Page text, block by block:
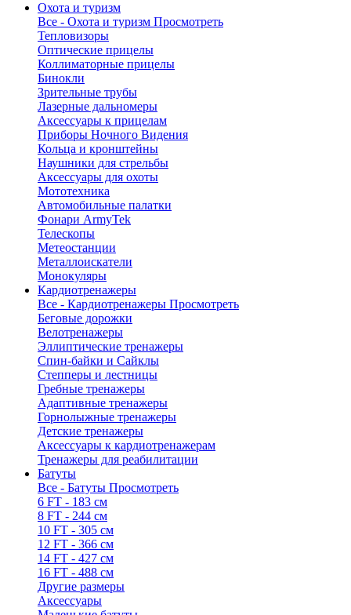
Охота и туризм
Все - Охота и туризм Просмотреть
Тепловизоры
Оптические прицелы
Коллиматорные прицелы
Бинокли
Зрительные трубы
Лазерные дальномеры
Аксессуары к прицелам
Приборы Ночного Видения
Кольца и кронштейны
Наушники для стрельбы
Аксессуары для охоты
Мототехника
Автомобильные палатки
Фонари ArmyTek
Телескопы
Метеостанции
Металлоискатели
Монокуляры
Кардиотренажеры
Все - Кардиотренажеры Просмотреть
Беговые дорожки
Велотренажеры
Эллиптические тренажеры
Спин-байки и Сайклы
Степперы и лестницы
Гребные тренажеры
Адаптивные тренажеры
Горнолыжные тренажеры
Детские тренажеры
Аксессуары к кардиотренажерам
Тренажеры для реабилитации
Батуты
Все - Батуты Просмотреть
6 FT - 183 см
8 FT - 244 см
10 FT - 305 см
12 FT - 366 см
14 FT - 427 см
16 FT - 488 см
Другие размеры
Аксессуары